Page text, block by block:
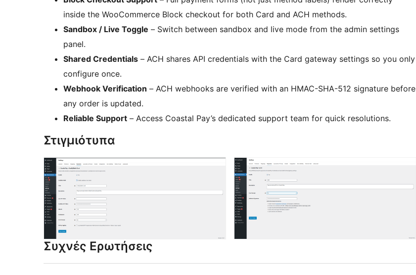
inside the WooCommerce Block checkout for both Card and ACH methods.
Sandbox / Live Toggle – Switch between sandbox and live mode from the admin settings
panel.
Shared Credentials – ACH shares API credentials with the Card gateway settings so you only
configure once.
Webhook Verification – ACH webhooks are verified with an HMAC-SHA-512 signature before
any order is updated.
Reliable Support – Access Coastal Pay’s dedicated support team for quick resolutions.
Στιγμιότυπα
Συχνές Ερωτήσεις